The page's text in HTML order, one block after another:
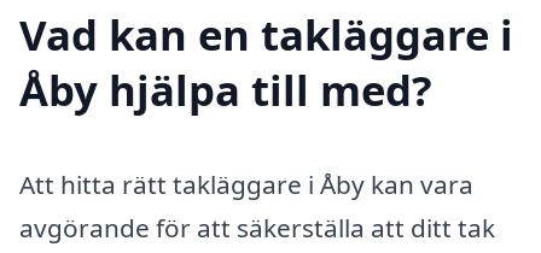
Vad kan en takläggare i
Åby hjälpa till med?
Att hitta rätt takläggare i Åby kan vara
avgörande för att säkerställa att ditt tak